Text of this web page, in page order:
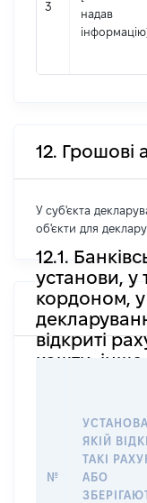
3
надав
12. Грошові
У суб'єкта
об'єкти для
12.1.
установи, у
кордоном, у
відкриті
кошти,
№
ЯКІЙ
ТАКІ
АБО